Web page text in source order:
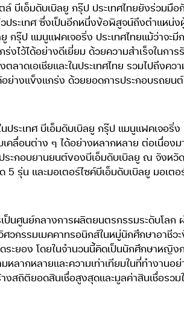
เอ็มดับเบิลยู กรุ๊ป ประเทศไทยยังร่วมมือ
ประเทศ ซึ่งเป็นอีกหนึ่งข้อพิสูจน์ถึงตำแหน่
ป แมนูแฟคเจอริ่ง ประเทศไทยแม้ว่าจะมี
ไว้ได้อย่างดีเยี่ยม ด้วยความสำเร็จในกา
ดเอเชียและในประเทศไทย รวมไปถึงควา
ย่างแข็งแกร่ง ด้วยยอดการประกอบรถยน
ะเทศ บีเอ็มดับเบิลยู กรุ๊ป แมนูแฟคเจอริ่ง
เคลื่อนต่าง ๆ ได้อย่างหลากหลาย ต่อเนื่อง
ระกอบยานยนต์ของบีเอ็มดับเบิลยู ณ จังหวั
5 รุ่น และมอเตอร์ไซค์บีเอ็มดับเบิลยู มอเต
ป็นศูนย์กลางการผลิตยนตรกรรมระดับโลก
กรรมเมคคาทรอนิกส์ในหมู่นักศึกษาอาชีว
ระยอง โดยในจำนวนนี้คิดเป็นนักศึกษาหญิง
ลากหลายและความเท่าเทียมในที่ทำงานอ
งสถิติยอดสินเชื่อสูงสุดและมูลค่าสินเชื่อรว